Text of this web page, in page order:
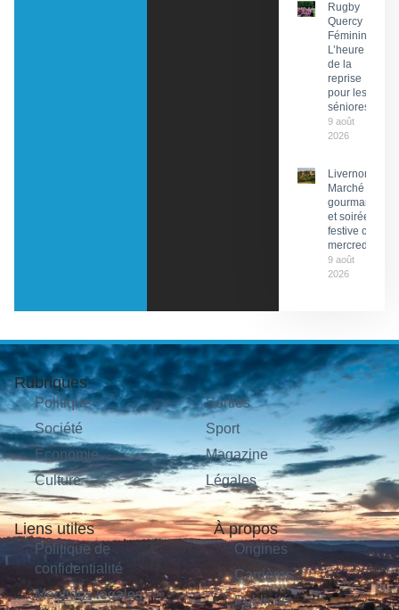
Rugby
Quercy
Féminin :
L’heure
de la
reprise
pour les
séniores
9 août
2026
Livernon :
Marché
gourmand
et soirée
festive ce
mercredi
9 août
2026
Rubriques
Politique
Société
Économie
Culture
Sorties
Sport
Magazine
Légales
Liens utiles
Politique de
confidentialité
Mentions légales
À propos
Origines
Carrières
Publicité